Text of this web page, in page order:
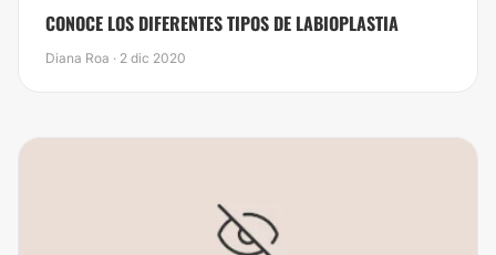
CONOCE LOS DIFERENTES TIPOS DE LABIOPLASTIA
Diana Roa · 2 dic 2020